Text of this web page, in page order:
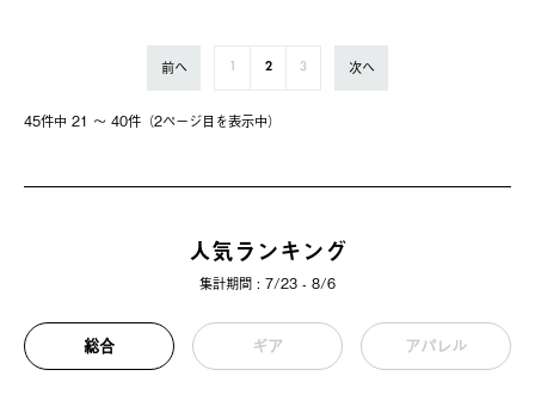
45件中 21 〜 40件（2ページ⽬を表⽰中）
前へ 1 2 3 次へ
人気ランキング
集計期間 : 7/23 - 8/6
総合 ギア アパレル